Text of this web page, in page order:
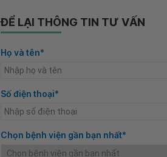
ĐỂ LẠI THÔNG TIN TƯ VẤN
Họ và tên*
Số điện thoại*
Chọn bệnh viện gần bạn nhất*